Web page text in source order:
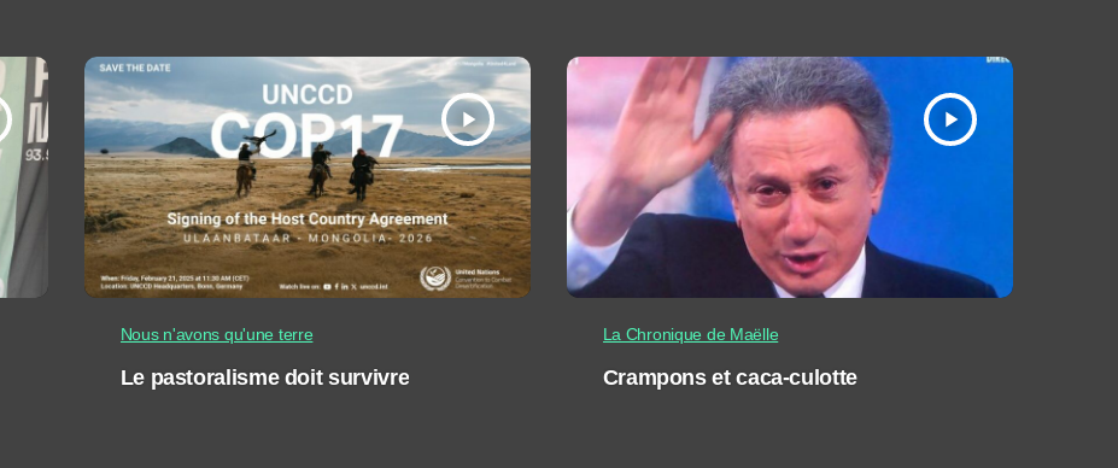
play_arrow
Nous n'avons qu'une terre
Le pastoralisme doit survivre
play_arrow
La Chronique de Maëlle
Crampons et caca-culotte